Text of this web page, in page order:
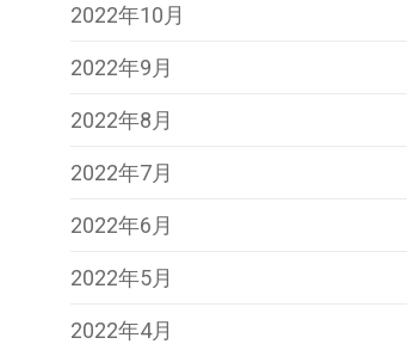
2022年10月
2022年9月
2022年8月
2022年7月
2022年6月
2022年5月
2022年4月